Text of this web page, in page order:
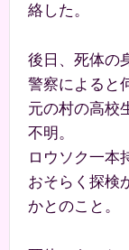
絡した。
後日、死体の
警察によると
元の村の高校
不明。
ロウソク一本
おそらく探検
かとのこと。